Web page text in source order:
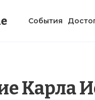
События
Карла